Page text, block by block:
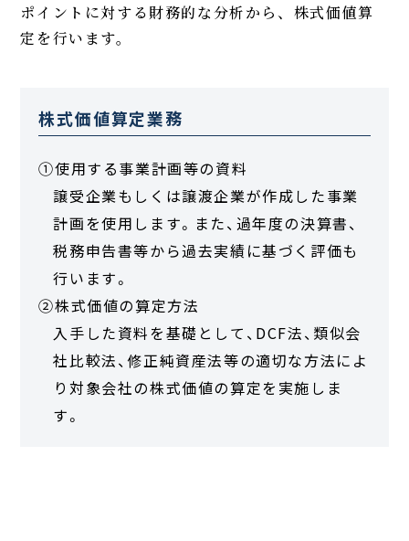
ポイントに対する財務的な分析から、株式価値算
定を行います。
株式価値算定業務
①使用する事業計画等の資料
譲受企業もしくは譲渡企業が作成した事業
計画を使用します。また、過年度の決算書、
税務申告書等から過去実績に基づく評価も
行います。
②株式価値の算定方法
入手した資料を基礎として、DCF法、類似会
社比較法、修正純資産法等の適切な方法によ
り対象会社の株式価値の算定を実施しま
す。